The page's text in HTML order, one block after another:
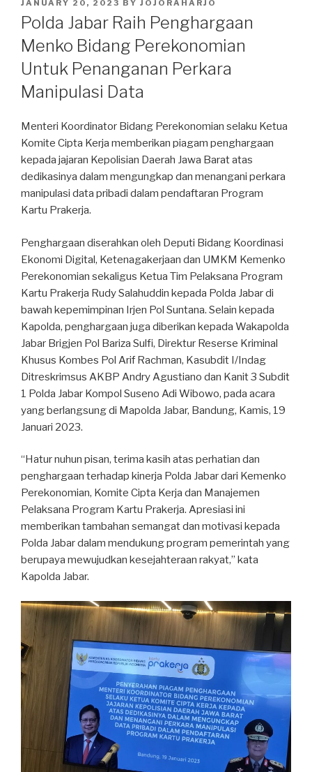
POSTED
ON
JANUARY 20, 2023 BY JOJORAHARJO
Polda Jabar Raih Penghargaan
Menko Bidang Perekonomian
Untuk Penanganan Perkara
Manipulasi Data
Menteri Koordinator Bidang Perekonomian selaku Ketua
Komite Cipta Kerja memberikan piagam penghargaan
kepada jajaran Kepolisian Daerah Jawa Barat atas
dedikasinya dalam mengungkap dan menangani perkara
manipulasi data pribadi dalam pendaftaran Program
Kartu Prakerja.
Penghargaan diserahkan oleh Deputi Bidang Koordinasi
Ekonomi Digital, Ketenagakerjaan dan UMKM Kemenko
Perekonomian sekaligus Ketua Tim Pelaksana Program
Kartu Prakerja Rudy Salahuddin kepada Polda Jabar di
bawah kepemimpinan Irjen Pol Suntana. Selain kepada
Kapolda, penghargaan juga diberikan kepada Wakapolda
Jabar Brigjen Pol Bariza Sulfi, Direktur Reserse Kriminal
Khusus Kombes Pol Arif Rachman, Kasubdit I/Indag
Ditreskrimsus AKBP Andry Agustiano dan Kanit 3 Subdit
1 Polda Jabar Kompol Suseno Adi Wibowo, pada acara
yang berlangsung di Mapolda Jabar, Bandung, Kamis, 19
Januari 2023.
“Hatur nuhun pisan, terima kasih atas perhatian dan
penghargaan terhadap kinerja Polda Jabar dari Kemenko
Perekonomian, Komite Cipta Kerja dan Manajemen
Pelaksana Program Kartu Prakerja. Apresiasi ini
memberikan tambahan semangat dan motivasi kepada
Polda Jabar dalam mendukung program pemerintah yang
berupaya mewujudkan kesejahteraan rakyat,” kata
Kapolda Jabar.